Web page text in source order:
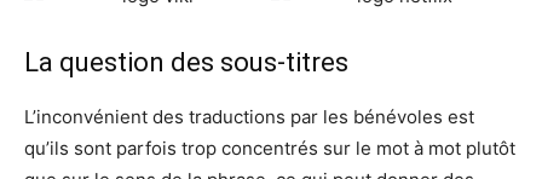
La question des sous-titres
L’inconvénient des traductions par les bénévoles est
qu’ils sont parfois trop concentrés sur le mot à mot plutôt